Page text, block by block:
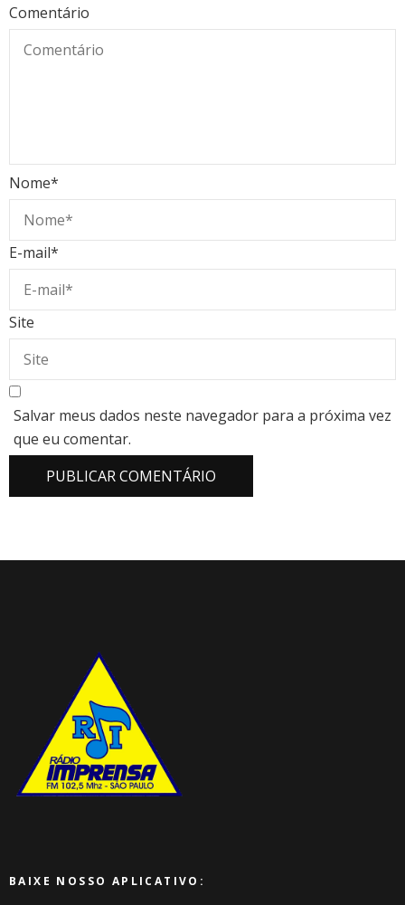
Comentário
Nome*
E-mail*
Site
Salvar meus dados neste navegador para a próxima vez
que eu comentar.
BAIXE NOSSO APLICATIVO: